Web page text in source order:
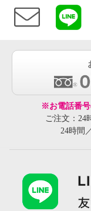
※お電話番号
ご注文：24
24時間